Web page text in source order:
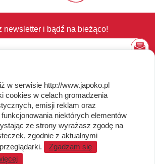
newsletter i bądź na bieżąco!
w serwisie http://www.japoko.pl
cookies w celach gromadzenia
emisji reklam oraz
funkcjonowania niektórych elementów
ze strony wyrażasz zgodę na
zgodnie z aktualnymi
Zgadzam się